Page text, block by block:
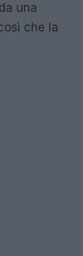
una
che la